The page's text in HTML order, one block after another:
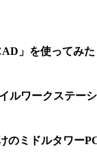
」を使ってみた
ルワークステー
のミドルタワー